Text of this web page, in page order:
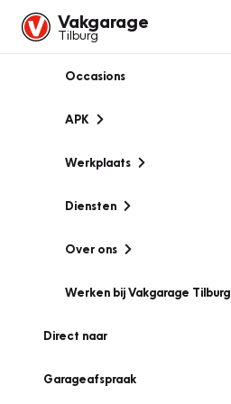
Vakgarage
Tilburg
Occasions
APK
Werkplaats
Diensten
Over ons
Werken bij Vakgarage Tilburg
Direct naar
Garageafspraak